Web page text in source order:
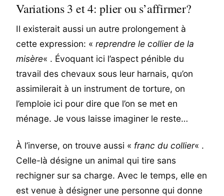
Variations 3 et 4: plier ou s’affirmer?
Il existerait aussi un autre prolongement à
cette expression: « reprendre le collier de la
misère« . Évoquant ici l’aspect pénible du
travail des chevaux sous leur harnais, qu’on
assimilerait à un instrument de torture, on
l’emploie ici pour dire que l’on se met en
ménage. Je vous laisse imaginer le reste…
À l’inverse, on trouve aussi « franc du collier« .
Celle-là désigne un animal qui tire sans
rechigner sur sa charge. Avec le temps, elle en
est venue à désigner une personne qui donne